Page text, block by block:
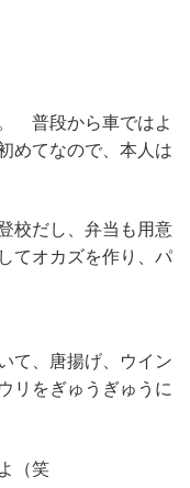
普段から車ではよ
めてなので、本人は
校だし、弁当も用意
てオカズを作り、パ
て、唐揚げ、ウイン
リをぎゅうぎゅうに
（笑